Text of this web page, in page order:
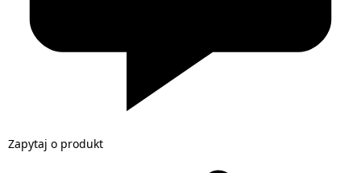
Zapytaj o produkt